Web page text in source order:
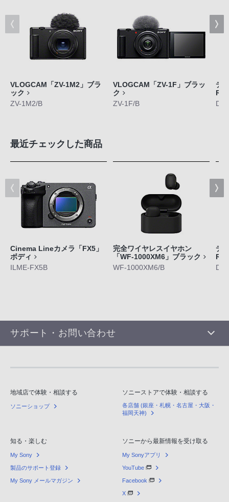
VLOGCAM「ZV-1M2」ブラ
ック
ZV-1M2/B
VLOGCAM「ZV-1F」ブラッ
ク
ZV-1F/B
デ
最近チェックした商品
Cinema Lineカメラ「FX5」
ボディ
ILME-FX5B
完全ワイヤレスイヤホン
「WF-1000XM6」ブラック
WF-1000XM6/B
デ
サポート・お問い合わせ
地域店で体験・相談する
ソニーショップ
ソニーストアで体験・相談する
各店舗 (銀座・札幌・名古屋・大阪・
福岡天神)
知る・楽しむ
My Sony
製品のサポート登録
My Sony メールマガジン
ソニーから最新情報を受け取る
My Sonyアプリ
YouTube
Facebook
X